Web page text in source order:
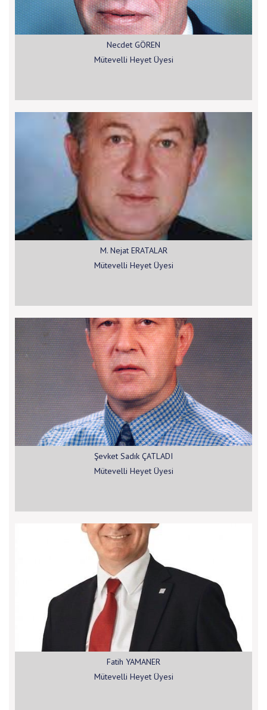
Necdet GÖREN
Mütevelli Heyet Üyesi
M. Nejat ERATALAR
Mütevelli Heyet Üyesi
Şevket Sadık ÇATLADI
Mütevelli Heyet Üyesi
Fatih YAMANER
Mütevelli Heyet Üyesi